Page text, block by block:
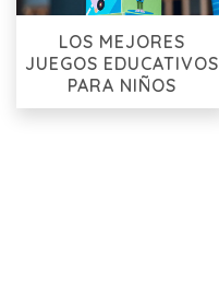
LOS MEJORES
JUEGOS EDUCATIVOS
PARA NIÑOS